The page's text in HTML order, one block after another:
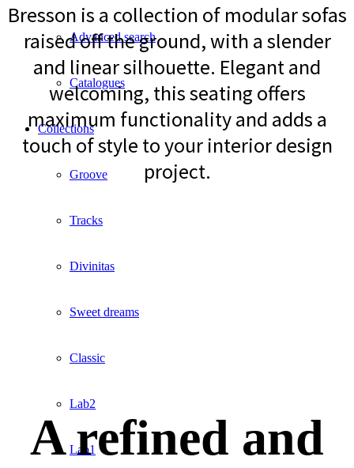
Advanced search
Catalogues
Collections
Groove
Tracks
Divinitas
Sweet dreams
Classic
Lab2
Lab1
Bresson is a collection of modular sofas
raised off the ground, with a slender
and linear silhouette. Elegant and
welcoming, this seating offers
maximum functionality and adds a
touch of style to your interior design
project.
A refined and